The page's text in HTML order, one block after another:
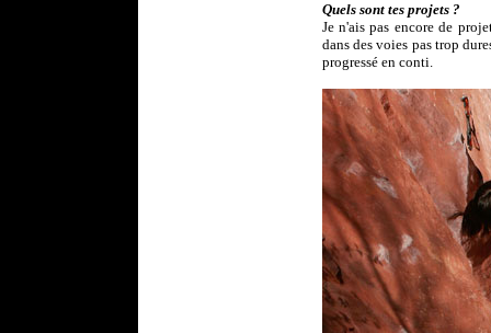
Quels sont tes projets ?
Je n'ais pas encore de
dans des voies pas trop
progressé en conti.